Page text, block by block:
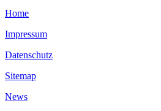
Home
Impressum
Datenschutz
Sitemap
News